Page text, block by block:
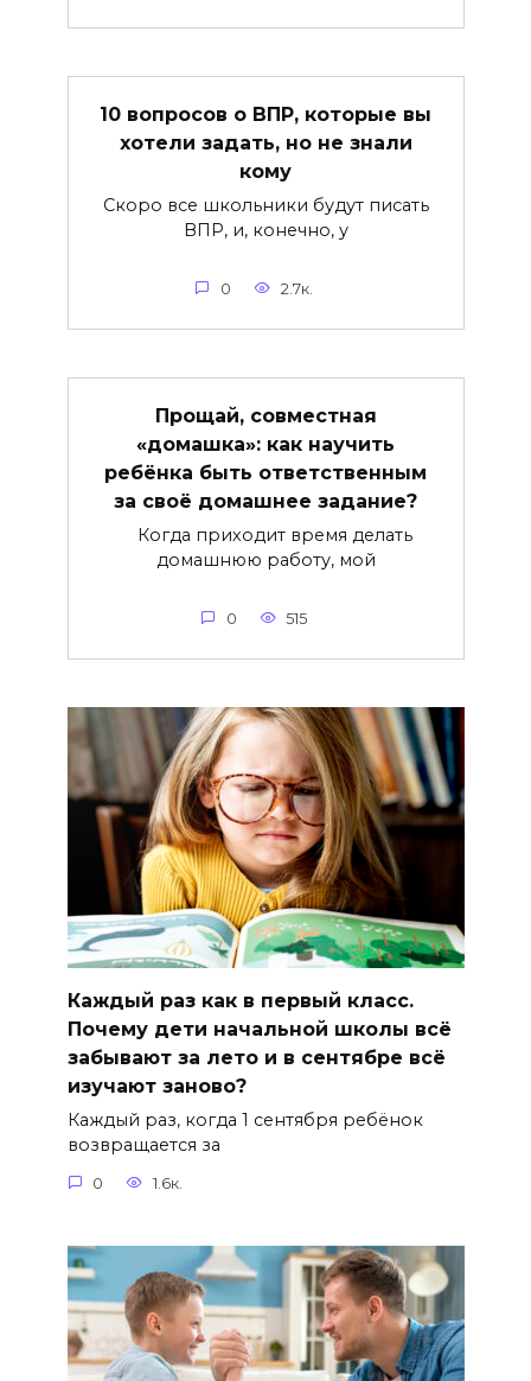
10 вопросов о ВПР, которые вы
хотели задать, но не знали
кому
Скоро все школьники будут писать
ВПР, и, конечно, у
0 2.7к.
Прощай, совместная
«домашка»: как научить
ребёнка быть ответственным
за своё домашнее задание?
Когда приходит время делать
домашнюю работу, мой
0 515
Каждый раз как в первый класс.
Почему дети начальной школы всё
забывают за лето и в сентябре всё
изучают заново?
Каждый раз, когда 1 сентября ребёнок
возвращается за
0 1.6к.